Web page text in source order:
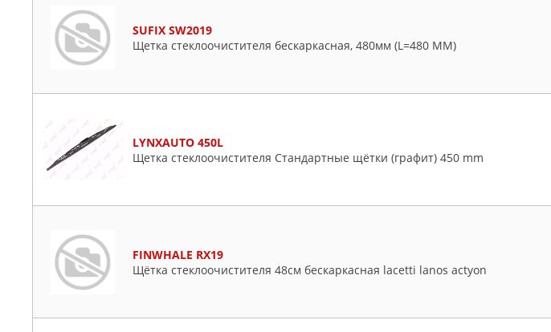
SUFIX SW2019
Щетка стеклоочистителя бескаркасная, 480мм (L=480 ММ)
LYNXAUTO 450L
Щетка стеклоочистителя Стандартные щётки (графит) 450 mm
FINWHALE RX19
Щётка стеклоочистителя 48см бескаркасная lacetti lanos actyon